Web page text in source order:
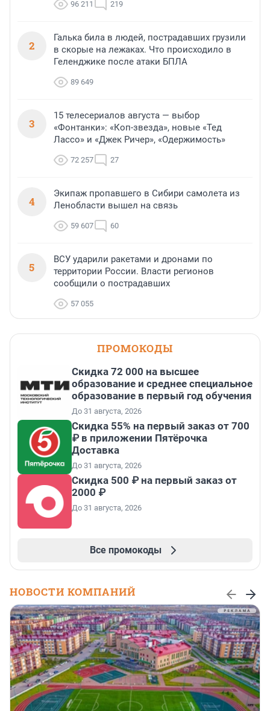
96 211 219
2
Галька била в людей, пострадавших грузили
в скорые на лежаках. Что происходило в
Геленджике после атаки БПЛА
89 649
3
15 телесериалов августа — выбор
«Фонтанки»: «Коп-звезда», новые «Тед
Лассо» и «Джек Ричер», «Одержимость»
72 257 27
4
Экипаж пропавшего в Сибири самолета из
Ленобласти вышел на связь
59 607 60
5
ВСУ ударили ракетами и дронами по
территории России. Власти регионов
сообщили о пострадавших
57 055
ПРОМОКОДЫ
Скидка 72 000 на высшее
образование и среднее специальное
образование в первый год обучения
До 31 августа, 2026
Скидка 55% на первый заказ от 700
₽ в приложении Пятёрочка
Доставка
До 31 августа, 2026
Скидка 500 ₽ на первый заказ от
2000 ₽
До 31 августа, 2026
Все промокоды
НОВОСТИ КОМПАНИЙ